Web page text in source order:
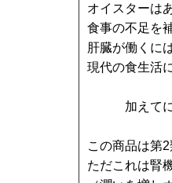
オイスターは
食事の不足を
肝臓が働くに
現代の食生活
加えて
この商品は第
ただこれは腎